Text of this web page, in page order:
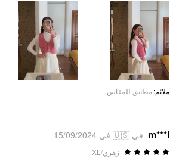
ملائم:مطابق للمقاس
m***l في 🇺🇸 في 15/09/2024
زهري/XL